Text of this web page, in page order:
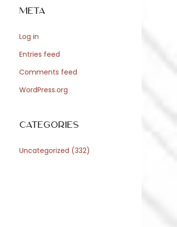
Meta
Log in
Entries feed
Comments feed
WordPress.org
Categories
Uncategorized (332)